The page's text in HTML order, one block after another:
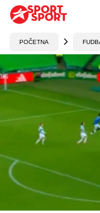
POČETNA